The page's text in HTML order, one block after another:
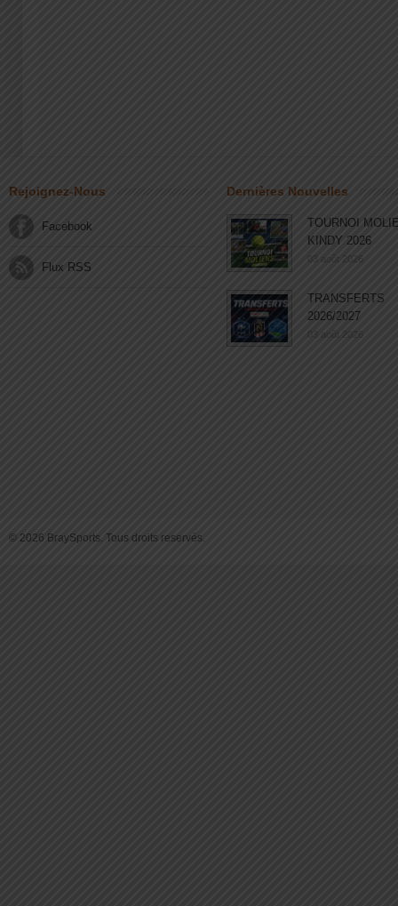
Rejoignez-Nous
Facebook
Flux RSS
Dernières Nouvelles
TOURNOI
KINDY 2026
03 août 2026
TRANSFERTS
2026/2027
03 août 2026
© 2026 BraySports. Tous droits reservés.